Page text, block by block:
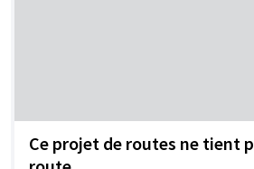
Ce projet de routes ne tient